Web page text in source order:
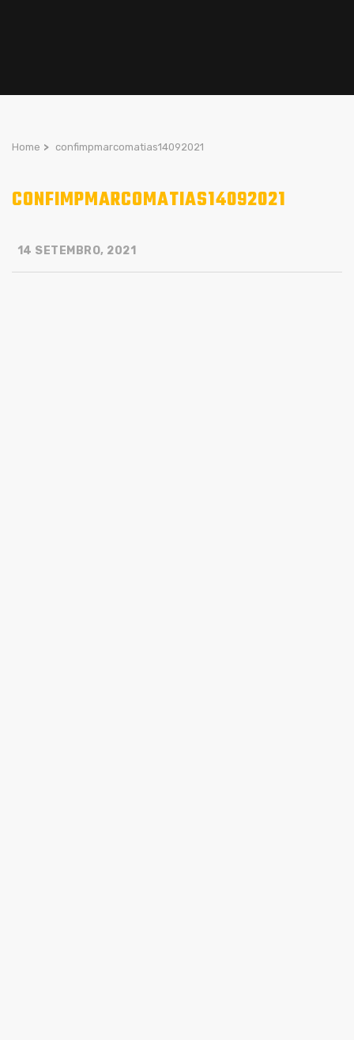
Home > confimpmarcomatias14092021
CONFIMPMARCOMATIAS14092021
14 SETEMBRO, 2021